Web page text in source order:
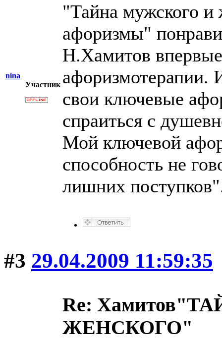
nina
Участник
"Тайна мужского
афоризмы"
Н.Хамитов
афоризмотерапии.
свои ключевые
спраиться с
Мой ключевой
способность не
лишних
#3 29.04.2009 11:59:35
Re:
ЖЕНСКОГО"